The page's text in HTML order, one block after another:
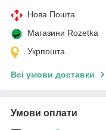
Нова Пошта
Магазини Rozetka
Укрпошта
Всі умови доставки
Умови оплати